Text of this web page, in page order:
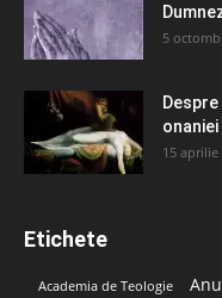
5
onaniei
15 aprilie
Etichete
Academia de Teologie